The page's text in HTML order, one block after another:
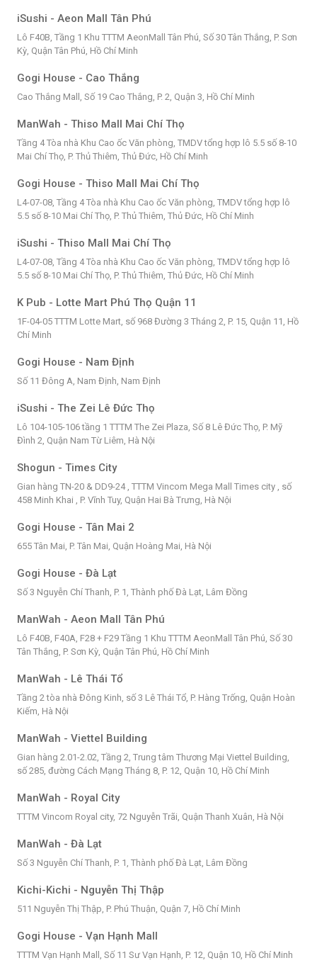
iSushi - Aeon Mall Tân Phú
Lô F40B, Tầng 1 Khu TTTM AeonMall Tân Phú, Số 30 Tân Thắng, P. Sơn
Kỳ, Quận Tân Phú, Hồ Chí Minh
Gogi House - Cao Thắng
Cao Thắng Mall, Số 19 Cao Thắng, P. 2, Quận 3, Hồ Chí Minh
ManWah - Thiso Mall Mai Chí Thọ
Tầng 4 Tòa nhà Khu Cao ốc Văn phòng, TMDV tổng hợp lô 5.5 số 8-10
Mai Chí Thọ, P. Thủ Thiêm, Thủ Đức, Hồ Chí Minh
Gogi House - Thiso Mall Mai Chí Thọ
L4-07-08, Tầng 4 Tòa nhà Khu Cao ốc Văn phòng, TMDV tổng hợp lô
5.5 số 8-10 Mai Chí Thọ, P. Thủ Thiêm, Thủ Đức, Hồ Chí Minh
iSushi - Thiso Mall Mai Chí Thọ
L4-07-08, Tầng 4 Tòa nhà Khu Cao ốc Văn phòng, TMDV tổng hợp lô
5.5 số 8-10 Mai Chí Thọ, P. Thủ Thiêm, Thủ Đức, Hồ Chí Minh
K Pub - Lotte Mart Phú Thọ Quận 11
1F-04-05 TTTM Lotte Mart, số 968 Đường 3 Tháng 2, P. 15, Quận 11, Hồ
Chí Minh
Gogi House - Nam Định
Số 11 Đông A, Nam Định, Nam Định
iSushi - The Zei Lê Đức Thọ
Lô 104-105-106 tầng 1 TTTM The Zei Plaza, Số 8 Lê Đức Thọ, P. Mỹ
Đình 2, Quận Nam Từ Liêm, Hà Nội
Shogun - Times City
Gian hàng TN-20 & DD9-24 , TTTM Vincom Mega Mall Times city , số
458 Minh Khai , P. Vĩnh Tuy, Quận Hai Bà Trưng, Hà Nội
Gogi House - Tân Mai 2
655 Tân Mai, P. Tân Mai, Quận Hoàng Mai, Hà Nội
Gogi House - Đà Lạt
Số 3 Nguyễn Chí Thanh, P. 1, Thành phố Đà Lạt, Lâm Đồng
ManWah - Aeon Mall Tân Phú
Lô F40B, F40A, F28 + F29 Tầng 1 Khu TTTM AeonMall Tân Phú, Số 30
Tân Thắng, P. Sơn Kỳ, Quận Tân Phú, Hồ Chí Minh
ManWah - Lê Thái Tổ
Tầng 2 tòa nhà Đông Kinh, số 3 Lê Thái Tổ, P. Hàng Trống, Quận Hoàn
Kiếm, Hà Nội
ManWah - Viettel Building
Gian hàng 2.01-2.02, Tầng 2, Trung tâm Thương Mại Viettel Building,
số 285, đường Cách Mạng Tháng 8, P. 12, Quận 10, Hồ Chí Minh
ManWah - Royal City
TTTM Vincom Royal city, 72 Nguyễn Trãi, Quận Thanh Xuân, Hà Nội
ManWah - Đà Lạt
Số 3 Nguyễn Chí Thanh, P. 1, Thành phố Đà Lạt, Lâm Đồng
Kichi-Kichi - Nguyễn Thị Thập
511 Nguyễn Thị Thập, P. Phú Thuận, Quận 7, Hồ Chí Minh
Gogi House - Vạn Hạnh Mall
TTTM Vạn Hạnh Mall, Số 11 Sư Vạn Hạnh, P. 12, Quận 10, Hồ Chí Minh